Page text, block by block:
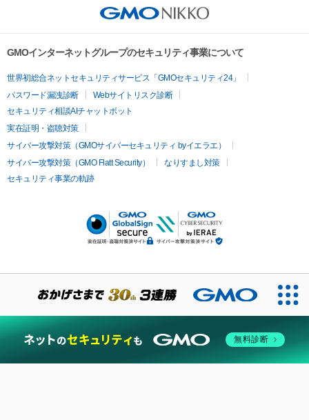
GMOインターネットグループのセキュリティ事業について
世界初総合ネットセキュリティサービス「GMOセキュリティ24」
パスワード漏洩診断
Webサイトリスク診断
セキュリティ相談AIチャットボット
実在証明・盗聴対策
サイバー攻撃対策（GMOサイバーセキュリティ byイエラエ）
サイバー攻撃対策（GMO Flatt Security）
なりすまし対策
セキュリティ事業の軌跡
無料診断